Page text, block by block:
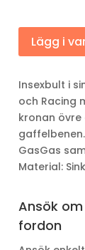
Lägg i
Insexbult i
och Racing
kronan
GasGas
Material: Sink
Ansök
fordon